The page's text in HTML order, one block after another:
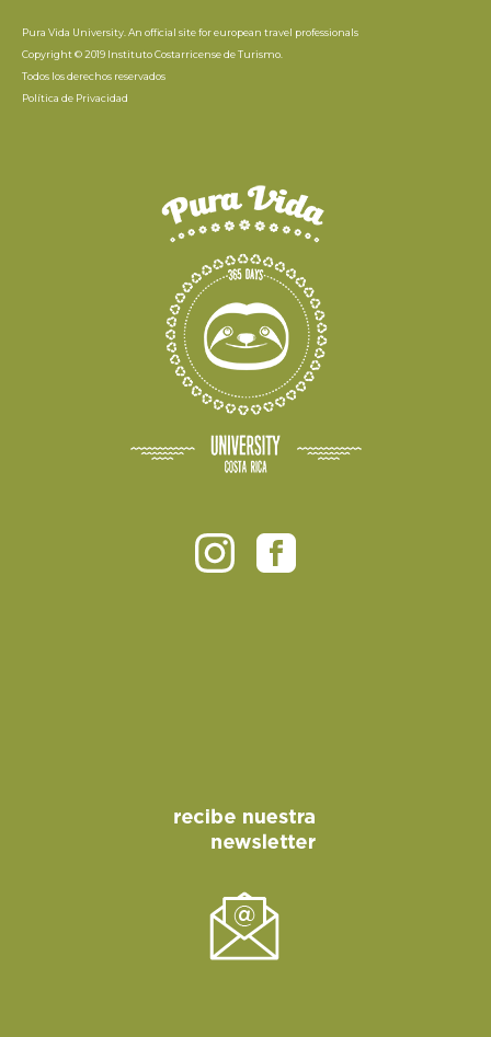
Pura Vida University. An official site for european travel professionals
Copyright © 2019 Instituto Costarricense de Turismo.
Todos los derechos reservados
Política de Privacidad